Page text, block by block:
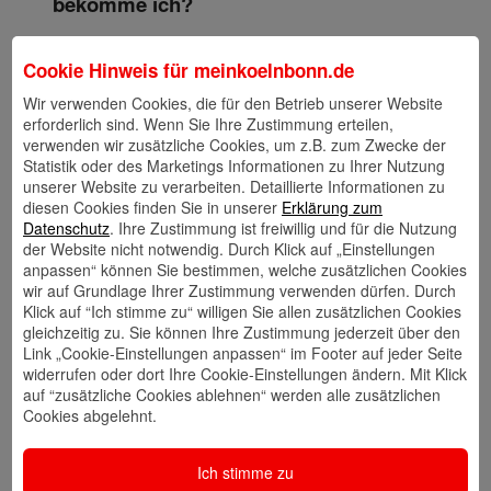
Ausbildung finanziell. Um damit Zeit fürs Wesentliche
schaffen. Mit wie viel Förderung…
Weiterlesen
mein GeldVermögensaufbau
September 2025
Was ist eine Dividende?
Dividenden sind ein fester Begriff in der Welt von
Aktien und Geldanlagen. Aber was genau steckt
dahinter? Und wie können…
Weiterlesen
Cookie Hinweis für meinkoelnbonn.de
Wir verwenden Cookies, die für den Betrieb unserer Website
erforderlich sind. Wenn Sie Ihre Zustimmung erteilen,
verwenden wir zusätzliche Cookies, um z.B. zum Zwecke der
Statistik oder des Marketings Informationen zu Ihrer Nutzung
unserer Website zu verarbeiten. Detaillierte Informationen zu
diesen Cookies finden Sie in unserer Erklärung zum
Datenschutz. Ihre Zustimmung ist freiwillig und für die Nutzung
der Website nicht notwendig. Durch Klick auf „Einstellungen
anpassen“ können Sie bestimmen, welche zusätzlichen Cookies
wir auf Grundlage Ihrer Zustimmung verwenden dürfen. Durch
Klick auf “Ich stimme zu“ willigen Sie allen zusätzlichen Cookies
gleichzeitig zu. Sie können Ihre Zustimmung jederzeit über den
Link „Cookie-Einstellungen anpassen“ im Footer auf jeder Seite
widerrufen oder dort Ihre Cookie-Einstellungen ändern. Mit Klick
auf “zusätzliche Cookies ablehnen“ werden alle zusätzlichen
Cookies abgelehnt.
Ich stimme zu